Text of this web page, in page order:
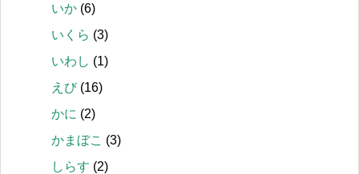
いか (6)
いくら (3)
いわし (1)
えび(16)
かに (2)
かまぼこ (3)
しらす (2)